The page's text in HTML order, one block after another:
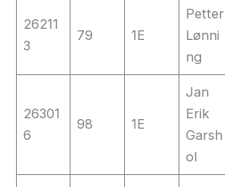
26211
3
79 1E
Petter
Lønni
ng
26301
6
98 1E
Jan
Erik
Garsh
ol